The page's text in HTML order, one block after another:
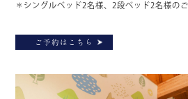
＊シングルベッド2名様、2段ベッド2名様の
ご予約はこちら